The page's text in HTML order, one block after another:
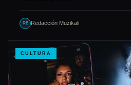
RE Redacción Muzikali
CULTURA